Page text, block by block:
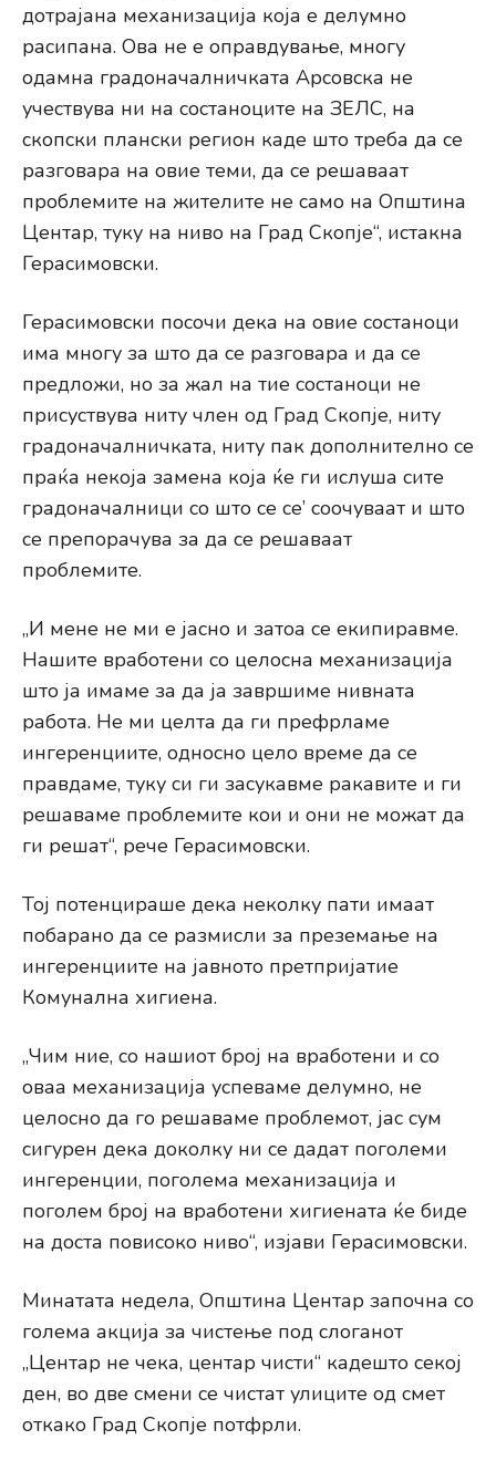
дотрајана механизација која е делумно
расипана. Ова не е оправдување, многу
одамна градоначалничката Арсовска не
учествува ни на состаноците на ЗЕЛС, на
скопски плански регион каде што треба да се
разговара на овие теми, да се решаваат
проблемите на жителите не само на Општина
Центар, туку на ниво на Град Скопје“, истакна
Герасимовски.
Герасимовски посочи дека на овие состаноци
има многу за што да се разговара и да се
предложи, но за жал на тие состаноци не
присуствува ниту член од Град Скопје, ниту
градоначалничката, ниту пак дополнително се
праќа некоја замена која ќе ги ислуша сите
градоначалници со што се се’ соочуваат и што
се препорачува за да се решаваат
проблемите.
„И мене не ми е јасно и затоа се екипиравме.
Нашите вработени со целосна механизација
што ја имаме за да ја завршиме нивната
работа. Не ми целта да ги префрламе
ингеренциите, односно цело време да се
правдаме, туку си ги засукавме ракавите и ги
решаваме проблемите кои и они не можат да
ги решат“, рече Герасимовски.
Тој потенцираше дека неколку пати имаат
побарано да се размисли за преземање на
ингеренциите на јавното претпријатие
Комунална хигиена.
„Чим ние, со нашиот број на вработени и со
оваа механизација успеваме делумно, не
целосно да го решаваме проблемот, јас сум
сигурен дека доколку ни се дадат поголеми
ингеренции, поголема механизација и
поголем број на вработени хигиената ќе биде
на доста повисоко ниво“, изјави Герасимовски.
Минатата недела, Општина Центар започна со
голема акција за чистење под слоганот
„Центар не чека, центар чисти“ кадешто секој
ден, во две смени се чистат улиците од смет
откако Град Скопје потфрли.